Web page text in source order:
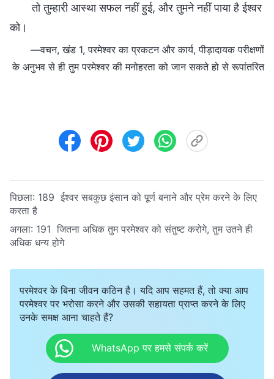
तो तुम्हारी आस्था सफल नहीं हुई, और तुमने नहीं पाया है ईश्वर
को।
—वचन, खंड 1, परमेश्वर का प्रकटन और कार्य, पीड़ादायक परीक्षणों
के अनुभव से ही तुम परमेश्वर की मनोहरता को जान सकते हो से रूपांतरित
पिछला: 189 ईश्वर सबकुछ इंसान को पूर्ण बनाने और प्रेम करने के लिए
करता है
अगला: 191 जितना अधिक तुम परमेश्वर को संतुष्ट करोगे, तुम उतने ही
अधिक धन्य होगे
परमेश्वर के बिना जीवन कठिन है। यदि आप सहमत हैं, तो क्या आप
परमेश्वर पर भरोसा करने और उसकी सहायता प्राप्त करने के लिए
उनके समक्ष आना चाहते हैं?
WhatsApp पर हमसे संपर्क करें